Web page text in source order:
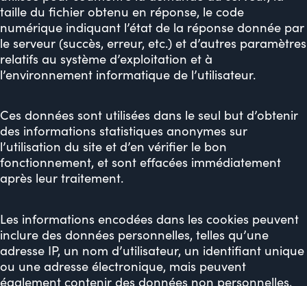
taille du fichier obtenu en réponse, le code
numérique indiquant l’état de la réponse donnée par
le serveur (succès, erreur, etc.) et d’autres paramètres
relatifs au système d’exploitation et à
l’environnement informatique de l’utilisateur.
Ces données sont utilisées dans le seul but d’obtenir
des informations statistiques anonymes sur
l’utilisation du site et d’en vérifier le bon
fonctionnement, et sont effacées immédiatement
après leur traitement.
Les informations encodées dans les cookies peuvent
inclure des données personnelles, telles qu’une
adresse IP, un nom d’utilisateur, un identifiant unique
ou une adresse électronique, mais peuvent
également contenir des données non personnelles,